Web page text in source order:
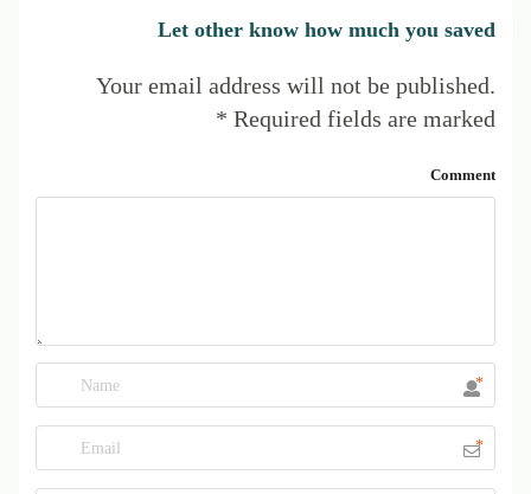
Let other know how much you saved
Your email address will not be published.
Required fields are marked
*
Comment
*
*